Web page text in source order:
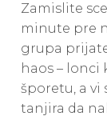
Zamislite
minute pre
grupa
haos – lonci
šporetu, a vi
tanjira da